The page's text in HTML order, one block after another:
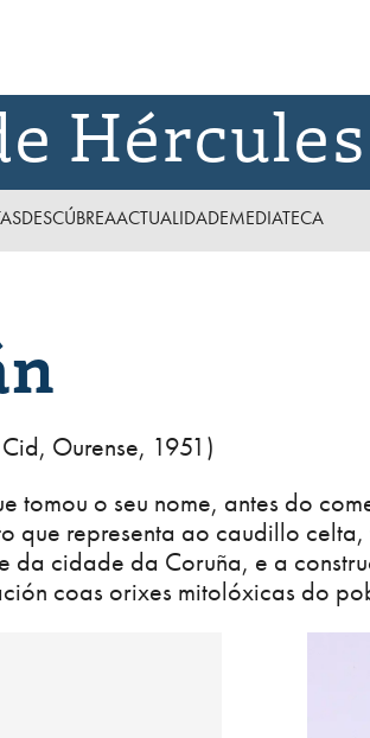
Hércules
DESCÚBREAACTUALIDADEMEDIATECA
Ourense, 1951)
tomou o seu nome, antes do
que representa ao caudillo
da cidade da Coruña, e a
coas orixes mitolóxicas do